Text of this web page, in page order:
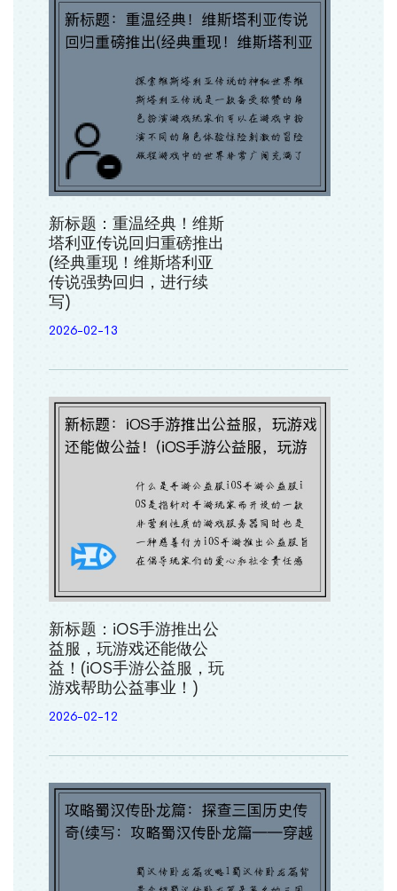
新标题：重温经典！维斯
塔利亚传说回归重磅推出
(经典重现！维斯塔利亚
传说强势回归，进行续
写)
2026-02-13
新标题：iOS手游推出公
益服，玩游戏还能做公
益！(iOS手游公益服，玩
游戏帮助公益事业！)
2026-02-12